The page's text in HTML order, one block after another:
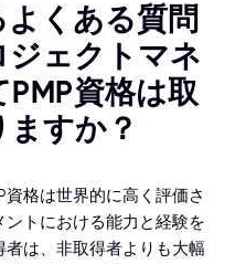
くある質問
ジェクトマネ
資格は取
すか？
格は世界的に高く評価さ
トにおける能力と経験を
は、非取得者よりも大幅